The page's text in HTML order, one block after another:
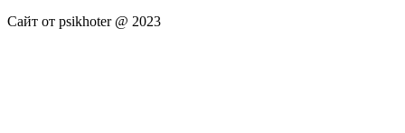
Сайт от psikhoter @ 2023